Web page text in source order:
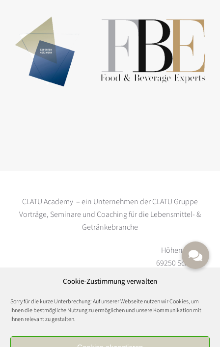
Cookie-Zustimmung verwalten
Sorry für die kurze Unterbrechung: Auf unserer Webseite nutzen wir Cookies, um
Ihnen die bestmögliche Nutzung zu ermöglichen und unsere Kommunikation mit
Ihnen relevant zu gestalten.
CLATU Academy – ein Unternehmen der CLATU Gruppe
Vorträge, Seminare und Coaching für die Lebensmittel- &
Getränkebranche
Höhenweg 33
69250 Schönau
Langer Anger 7-9
69115 Heidelberg
Coworking-Büros und Veranstaltungen in allen größeren
Städten